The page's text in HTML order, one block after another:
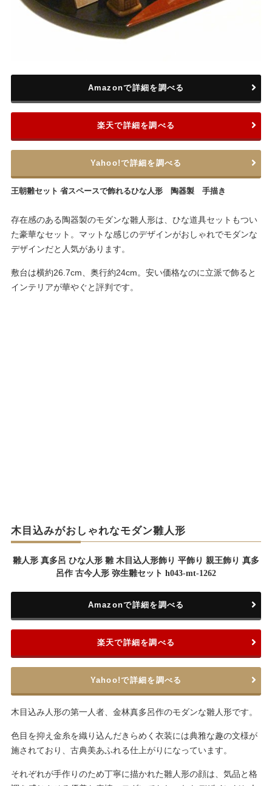
王朝雛セット 省スペースで飾れるひな人形 陶器製 手描き
Amazonで詳細を調べる
楽天で詳細を調べる
Yahoo!で詳細を調べる
存在感のある陶器製のモダンな雛人形は、ひな道具セットもつい
た豪華なセット。マットな感じのデザインがおしゃれでモダンな
デザインだと人気があります。
敷台は横約26.7cm、奥行約24cm。安い価格なのに立派で飾ると
インテリアが華やぐと評判です。
木目込みがおしゃれなモダン雛人形
雛人形 真多呂 ひな人形 雛 木目込人形飾り 平飾り 親王飾り 真多
呂作 古今人形 弥生雛セット h043-mt-1262
Amazonで詳細を調べる
楽天で詳細を調べる
Yahoo!で詳細を調べる
木目込み人形の第一人者、金林真多呂作のモダンな雛人形です。
色目を抑え金糸を織り込んだきらめく衣装には典雅な趣の文様が
施されており、古典美あふれる仕上がりになっています。
それぞれが手作りのため丁寧に描かれた雛人形の顔は、気品と格